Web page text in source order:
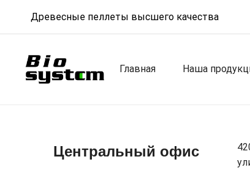
Древесные пеллеты высшего качества
Главная Наша
Центральный офис